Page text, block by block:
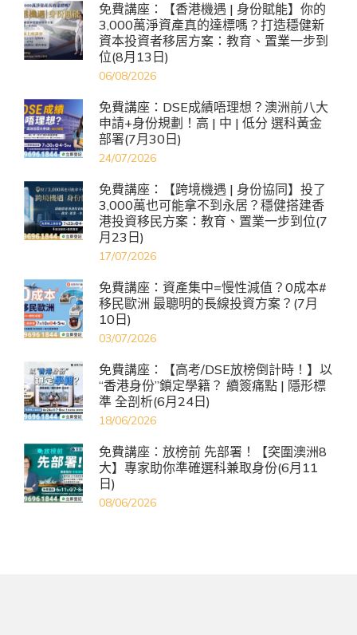
免費講座：【香港機遇 | 身份賦能】你的
3,000萬淨資產真的達標嗎？打造穩健新
資本投資者移居方案：教育、置業一步到
位(8月13日)
06/08/2026
免費講座：DSE成績唔理想？澳洲前八大
申請+身份規劃！高 | 中 | 低分 選科黃金
部署(7月30日)
24/07/2026
免費講座：【跨境機遇 | 身份協同】投了
3,000萬也可能拿不到永居？穩健搭建香
港投資移民方案：教育、置業一步到位(7
月23日)
17/07/2026
免費講座：資產集中=慢性減值？0成本#
移民歐洲 最聰明的長線投資方案？(7月
10日)
03/07/2026
免費講座：【高考/DSE放榜倒計時！】以
“香港身份”鎖定學籍？ 續簽痛點 | 隱形標
準 全剖析(6月24日)
18/06/2026
免費講座：放榜前 先部署！【突圍澳洲8
大】專家助你準確選科兼取身份(6月11
日)
08/06/2026